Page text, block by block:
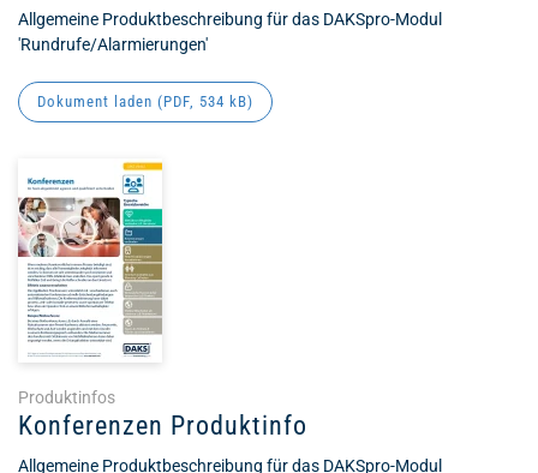
Allgemeine Produktbeschreibung für das DAKSpro-Modul
'Rundrufe/Alarmierungen'
Dokument laden (PDF, 534 kB)
Produktinfos
Konferenzen Produktinfo
Allgemeine Produktbeschreibung für das DAKSpro-Modul